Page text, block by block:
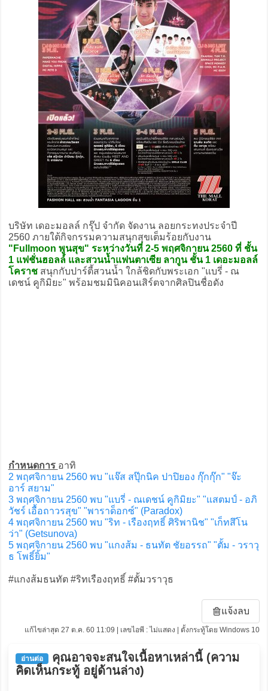
บริษัท เดอะมอลล์ กรุ๊ป จำกัด จัดงาน ลอยกระทงประจำปี
2560 ภายใต้กิจกรรมความสนุกสุขเต็มร้อยกับงาน
"Fullmoon พูนสุข" ระหว่างวันที่ 2-5 พฤศจิกายน 2560 ที่ ชั้น
1 แฟชั่นฮอลล์ และสวนน้ำแฟนตาเซีย ลากูน ชั้น 1 เดอะมอลล์
โคราชสนุกกับปาร์ตี้สวนน้ำ ใกล้ชิดกับพระเอก "แบรี่ - ณ
เดชน์ คูกิมิยะ" พร้อมชมมินิคอนเสิร์ตจากศิลปินชื่อดัง
กำหนดการ อาทิ
2 พฤศจิกายน 2560 พบ "แจ๊ส สปุ๊กนิค ปาปิยอง กุ๊กกุ๊ก" "จ๊ะ
อาร์ สยาม"
3 พฤศจิกายน 2560 พบ "แบรี่ - ณเดชน์ คูกิมิยะ" "แสตมป์ - อภิ
วัชร์ เอื้อถาวรสุข" "พาราด็อกซ์" (Paradox)
4 พฤศจิกายน 2560 พบ "ริท - เรืองฤทธิ์ ศิริพานิช" "เก็ทสึโน
ว่า" (Getsunova)
5 พฤศจิกายน 2560 พบ "แกงส้ม - ธนทัต ชัยอรรถ" "ตั้ม - วราวุ
ธ โพธิ์ยิ้ม"
#แกงส้มธนทัต #ริทเรืองฤทธิ์ #ตั้มวราวุธ
แจ้งลบ
แก้ไขล่าสุด 27 ต.ค. 60 11:09 | เลขไอพี : ไม่แสดง | ตั้งกระทู้โดย Windows 10
อ่านต่อ
คุณอาจจะสนใจเนื้อหาเหล่านี้ (ความ
คิดเห็นกระทู้ อยู่ด้านล่าง)